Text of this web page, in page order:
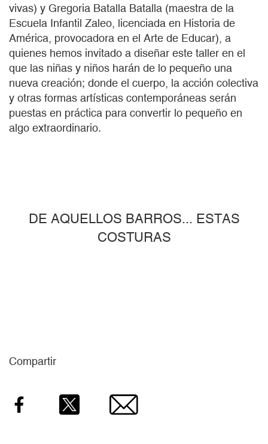
vivas) y Gregoria Batalla Batalla (maestra de la
Escuela Infantil Zaleo, licenciada en Historia de
América, provocadora en el Arte de Educar), a
quienes hemos invitado a diseñar este taller en el
que las niñas y niños harán de lo pequeño una
nueva creación; donde el cuerpo, la acción colectiva
y otras formas artísticas contemporáneas serán
puestas en práctica para convertir lo pequeño en
algo extraordinario.
DE AQUELLOS BARROS... ESTAS
COSTURAS
Compartir
Facebook Twitter Email